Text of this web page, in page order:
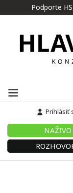
Podporte HS
Prihlásiť
NAŽIVO